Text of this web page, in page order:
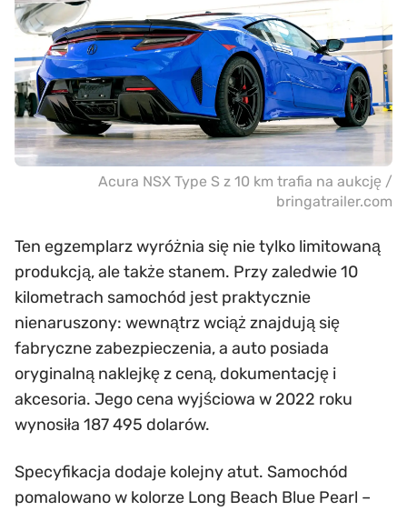
Acura NSX Type S z 10 km trafia na aukcję /
bringatrailer.com
Ten egzemplarz wyróżnia się nie tylko limitowaną
produkcją, ale także stanem. Przy zaledwie 10
kilometrach samochód jest praktycznie
nienaruszony: wewnątrz wciąż znajdują się
fabryczne zabezpieczenia, a auto posiada
oryginalną naklejkę z ceną, dokumentację i
akcesoria. Jego cena wyjściowa w 2022 roku
wynosiła 187 495 dolarów.
Specyfikacja dodaje kolejny atut. Samochód
pomalowano w kolorze Long Beach Blue Pearl –